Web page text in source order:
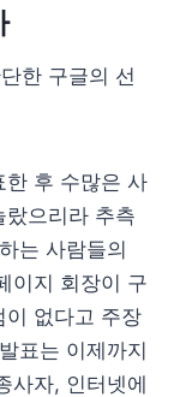
한 구글의 선
한 후 수많은 사
으리라 추측
는 사람들의
이지 회장이 구
이 없다고 주장
표는 이제까지
사자, 인터넷에